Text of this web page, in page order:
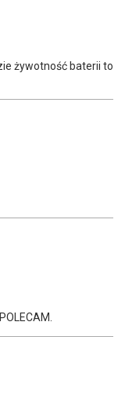
żywotność baterii to